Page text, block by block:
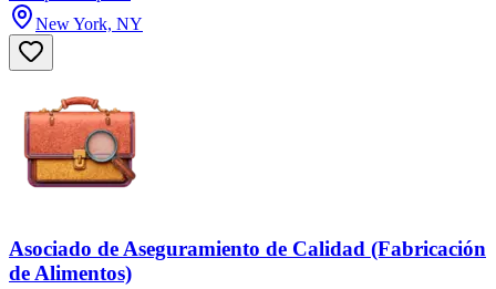
New York, NY
Asociado de Aseguramiento de Calidad (Fabricación
de Alimentos)